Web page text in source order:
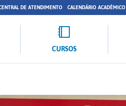
DE ATENDIMENTO CALENDÁRIO ACADÊMICO
CURSOS